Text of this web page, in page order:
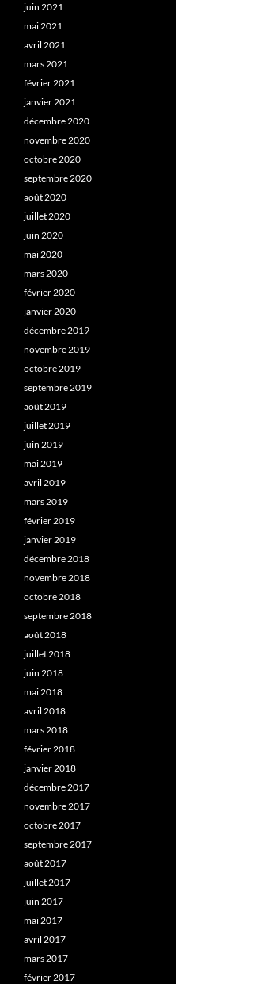
juin 2021
mai 2021
avril 2021
mars 2021
février 2021
janvier 2021
décembre 2020
novembre 2020
octobre 2020
septembre 2020
août 2020
juillet 2020
juin 2020
mai 2020
mars 2020
février 2020
janvier 2020
décembre 2019
novembre 2019
octobre 2019
septembre 2019
août 2019
juillet 2019
juin 2019
mai 2019
avril 2019
mars 2019
février 2019
janvier 2019
décembre 2018
novembre 2018
octobre 2018
septembre 2018
août 2018
juillet 2018
juin 2018
mai 2018
avril 2018
mars 2018
février 2018
janvier 2018
décembre 2017
novembre 2017
octobre 2017
septembre 2017
août 2017
juillet 2017
juin 2017
mai 2017
avril 2017
mars 2017
février 2017